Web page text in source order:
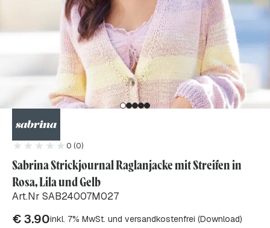
0 (0)
Sabrina Strickjournal Raglanjacke mit Streifen in
Rosa, Lila und Gelb
Art.Nr SAB24007M027
€3.90inkl. 7% MwSt. und versandkostenfrei (Download)